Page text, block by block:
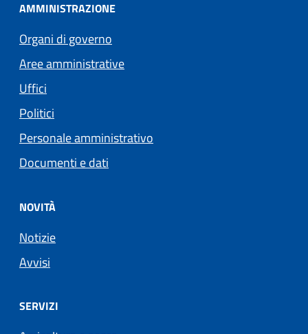
AMMINISTRAZIONE
Organi di governo
Aree amministrative
Uffici
Politici
Personale amministrativo
Documenti e dati
NOVITÀ
Notizie
Avvisi
SERVIZI